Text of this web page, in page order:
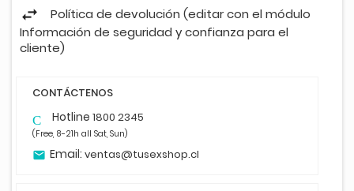
Política de devolución (editar con el módulo
Información de seguridad y confianza para el
cliente)
CONTÁCTENOS
Celular
Hotline 1800 2345
(Free, 8-21h all Sat, Sun)
email Email: ventas@tusexshop.cl